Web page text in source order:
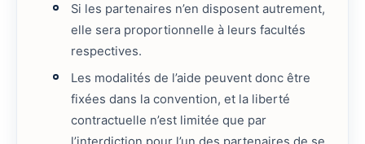
Si les partenaires n’en disposent autrement,
elle sera proportionnelle à leurs facultés
respectives.
Les modalités de l’aide peuvent donc être
fixées dans la convention, et la liberté
contractuelle n’est limitée que par